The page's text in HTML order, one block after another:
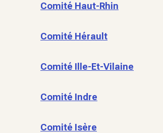
Comité Haut-Rhin
Comité Hérault
Comité Ille-Et-Vilaine
Comité Indre
Comité Isère